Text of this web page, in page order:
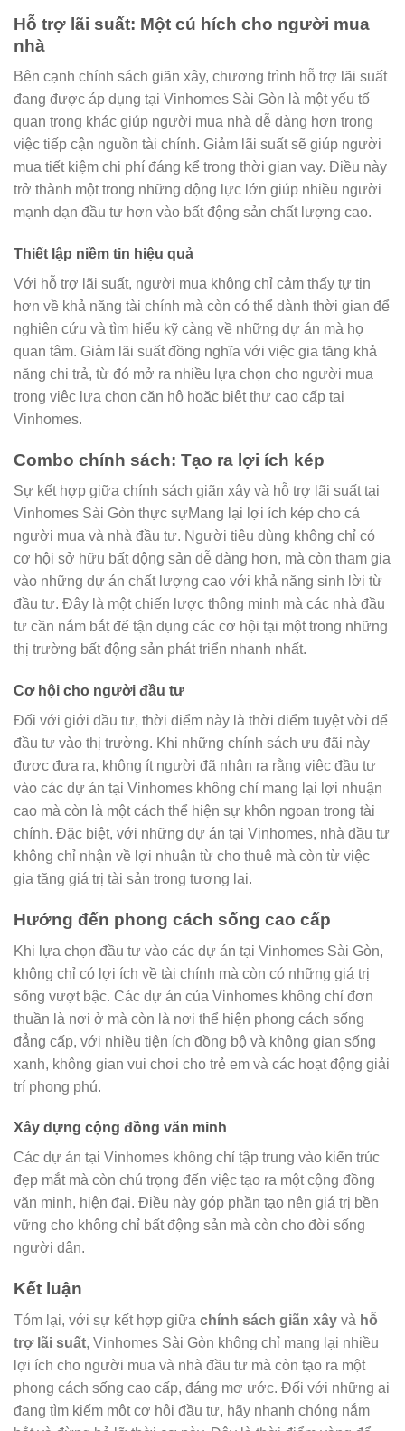
Hỗ trợ lãi suất: Một cú hích cho người mua
nhà
Bên cạnh chính sách giãn xây, chương trình hỗ trợ lãi suất
đang được áp dụng tại Vinhomes Sài Gòn là một yếu tố
quan trọng khác giúp người mua nhà dễ dàng hơn trong
việc tiếp cận nguồn tài chính. Giảm lãi suất sẽ giúp người
mua tiết kiệm chi phí đáng kể trong thời gian vay. Điều này
trở thành một trong những động lực lớn giúp nhiều người
mạnh dạn đầu tư hơn vào bất động sản chất lượng cao.
Thiết lập niềm tin hiệu quả
Với hỗ trợ lãi suất, người mua không chỉ cảm thấy tự tin
hơn về khả năng tài chính mà còn có thể dành thời gian để
nghiên cứu và tìm hiểu kỹ càng về những dự án mà họ
quan tâm. Giảm lãi suất đồng nghĩa với việc gia tăng khả
năng chi trả, từ đó mở ra nhiều lựa chọn cho người mua
trong việc lựa chọn căn hộ hoặc biệt thự cao cấp tại
Vinhomes.
Combo chính sách: Tạo ra lợi ích kép
Sự kết hợp giữa chính sách giãn xây và hỗ trợ lãi suất tại
Vinhomes Sài Gòn thực sựMang lại lợi ích kép cho cả
người mua và nhà đầu tư. Người tiêu dùng không chỉ có
cơ hội sở hữu bất động sản dễ dàng hơn, mà còn tham gia
vào những dự án chất lượng cao với khả năng sinh lời từ
đầu tư. Đây là một chiến lược thông minh mà các nhà đầu
tư cần nắm bắt để tận dụng các cơ hội tại một trong những
thị trường bất động sản phát triển nhanh nhất.
Cơ hội cho người đầu tư
Đối với giới đầu tư, thời điểm này là thời điểm tuyệt vời để
đầu tư vào thị trường. Khi những chính sách ưu đãi này
được đưa ra, không ít người đã nhận ra rằng việc đầu tư
vào các dự án tại Vinhomes không chỉ mang lại lợi nhuận
cao mà còn là một cách thể hiện sự khôn ngoan trong tài
chính. Đặc biệt, với những dự án tại Vinhomes, nhà đầu tư
không chỉ nhận về lợi nhuận từ cho thuê mà còn từ việc
gia tăng giá trị tài sản trong tương lai.
Hướng đến phong cách sống cao cấp
Khi lựa chọn đầu tư vào các dự án tại Vinhomes Sài Gòn,
không chỉ có lợi ích về tài chính mà còn có những giá trị
sống vượt bậc. Các dự án của Vinhomes không chỉ đơn
thuần là nơi ở mà còn là nơi thể hiện phong cách sống
đẳng cấp, với nhiều tiện ích đồng bộ và không gian sống
xanh, không gian vui chơi cho trẻ em và các hoạt động giải
trí phong phú.
Xây dựng cộng đồng văn minh
Các dự án tại Vinhomes không chỉ tập trung vào kiến trúc
đẹp mắt mà còn chú trọng đến việc tạo ra một cộng đồng
văn minh, hiện đại. Điều này góp phần tạo nên giá trị bền
vững cho không chỉ bất động sản mà còn cho đời sống
người dân.
Kết luận
Tóm lại, với sự kết hợp giữa chính sách giãn xây và hỗ
trợ lãi suất, Vinhomes Sài Gòn không chỉ mang lại nhiều
lợi ích cho người mua và nhà đầu tư mà còn tạo ra một
phong cách sống cao cấp, đáng mơ ước. Đối với những ai
đang tìm kiếm một cơ hội đầu tư, hãy nhanh chóng nắm